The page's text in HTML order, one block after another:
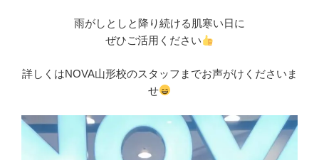
雨がしとしと降り続ける肌寒い日に
ぜひご活用ください
詳しくはNOVA山形校のスタッフまでお声がけくださいま
せ